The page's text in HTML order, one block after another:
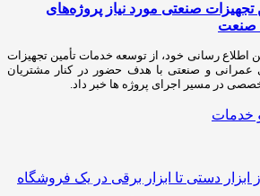
صنعتی مورد نیاز پروژه‌های
صنعت
اطلاع رسانی خود، از توسعه خدمات تأمین تجهیزات
عمرانی و صنعتی با هدف حضور در کنار مشتریان
در مسیر اجرای پروژه ها خبر داد.
خدمات